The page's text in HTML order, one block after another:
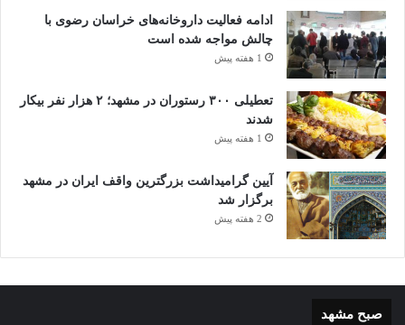
ادامه فعالیت داروخانه‌های خراسان رضوی با
چالش مواجه شده است
1 هفته پیش
تعطیلی ۳۰۰ رستوران در مشهد؛ ۲ هزار نفر بیکار
شدند
1 هفته پیش
آیین گرامیداشت بزرگترین واقف ایران در مشهد
برگزار شد
2 هفته پیش
صبح مشهد